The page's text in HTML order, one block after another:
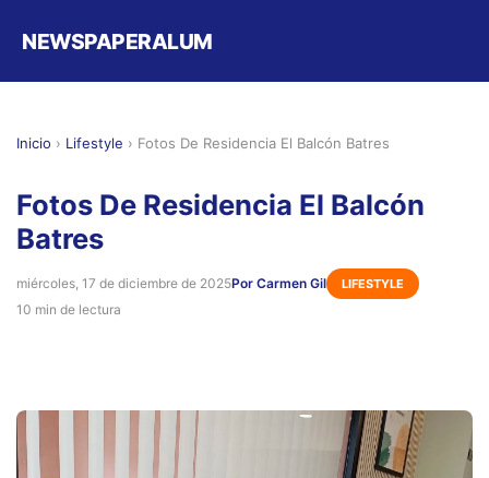
NEWSPAPERALUM
Inicio › Lifestyle › Fotos De Residencia El Balcón Batres
Fotos De Residencia El Balcón
Batres
miércoles, 17 de diciembre de 2025Por Carmen Gil LIFESTYLE
10 min de lectura